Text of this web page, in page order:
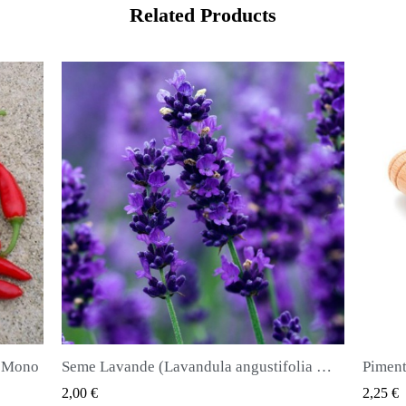
Related Products
Seme Lavande (Lavandula angustifolia Mill) QUICK VIEW Piment ili Najkvirc Seme Lekovita biljka i zacin
2,25 €
Seme
2,50 €